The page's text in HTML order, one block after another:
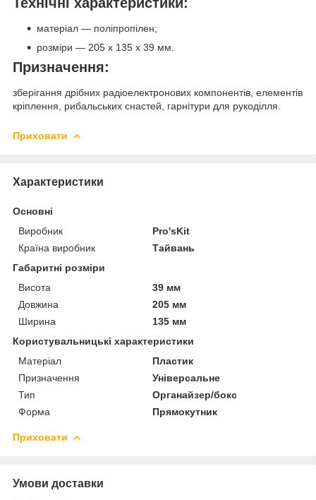
Технічні характеристики:
матеріал — поліпропілен;
розміри — 205 х 135 х 39 мм.
Призначення:
зберігання дрібних радіоелектронових компонентів, елементів
кріплення, рибальських снастей, гарнітури для рукоділля.
Приховати
Характеристики
Основні
Виробник
Pro'sKit
Країна виробник
Тайвань
Габаритні розміри
Висота
39 мм
Довжина
205 мм
Ширина
135 мм
Користувальницькі характеристики
Матеріал
Пластик
Призначення
Універсальне
Тип
Органайзер/бокс
Форма
Прямокутник
Приховати
Умови доставки